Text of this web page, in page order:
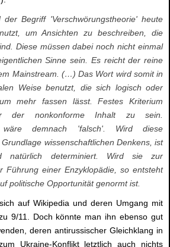
Begriff 'Verschwörungstheorie' heute
um Ansichten zu beschreiben, die
Diese müssen dabei noch nicht einmal
Sinne sein. Es reicht der reine
Mainstream. (…) Das Wort wird somit in
Weise benutzt, die sich logisch oder
mehr fassen lässt. Festes Kriterium
der nonkonforme Inhalt zu sein.
wäre demnach 'falsch'. Wird diese
wissenschaftlichen Denkens, ist
natürlich determiniert. Wird sie zur
Führung einer Enzyklopädie, so entsteht
politische Opportunität genormt ist.
auf Wikipedia und deren Umgang mit
9/11. Doch könnte man ihn ebenso gut
deren antirussischer Gleichklang in
Ukraine-Konflikt letztlich auch nichts